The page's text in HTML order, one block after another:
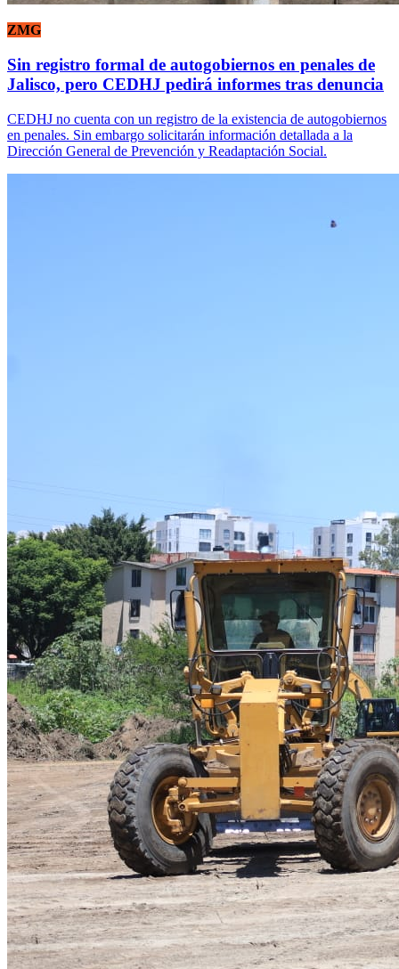
ZMG
Sin registro formal de autogobiernos en penales de
Jalisco, pero CEDHJ pedirá informes tras denuncia
CEDHJ no cuenta con un registro de la existencia de autogobiernos
en penales. Sin embargo solicitarán información detallada a la
Dirección General de Prevención y Readaptación Social.